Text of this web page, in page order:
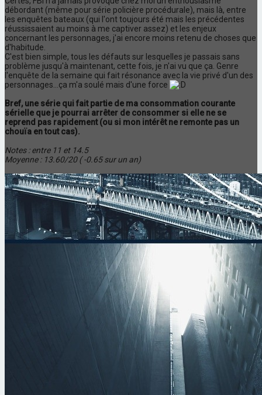
débordant (même pour série policière procédurale), mais là, entre
les enquêtes bateaux (qui l'ont toujours été mais les précédentes
réussissaient au moins à me captiver assez) et les enjeux
concernant les personnages, j'ai encore moins retenu de choses que
d'habitude.
C'est bien simple, tous les défauts sur lesquelles je passais sans
problème jusqu'à maintenant, cette fois, je n'ai vu que ça. Genre
l'enquête de la semaine qui fait résonance avec la vie privé d'un des
personnages...ça m'a soulé mais d'une force
Bref, une série qui fait partie de ma consommation courante
sérielle que je pourrai arrêter de consommer si elle ne se
reprend pas rapidement (ou si mon intérêt ne remonte pas un
chouïa en tout cas).
Notes : entre 11 et 14.5
Moyenne : 13.60/20 ( -0.65 sur un an)